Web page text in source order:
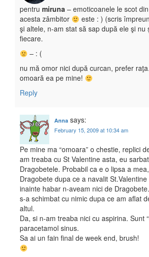
pentru miruna – emoticoanele le scot
acesta zâmbitor
este : ) (scris
şi altele, n-am stat să sap după ele şi nu
fiecare.
– : (
nu mă omor nici după curcan, prefer
omoară ea pe mine!
Reply
Anna says:
February 15, 2009 at 10:34 am
Pe mine ma “omoara” o chestie, replici
am treaba cu St Valentine asta, eu
Dragobetele. Probabil ca e o lipsa a
Dragobete dupa ce a navalit
inainte habar n-aveam nici de
s-a schimbat cu nimic dupa ce am aflat
altul.
Da, si n-am treaba nici cu aspirina. Sunt
paracetamol sinus.
Sa ai un fain final de week end, brush!